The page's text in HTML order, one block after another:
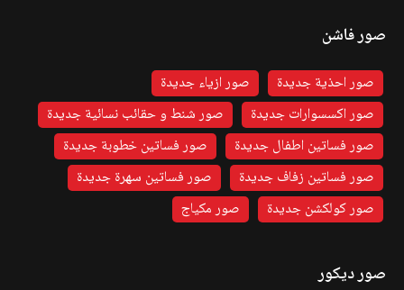
صور فاشن
صور احذية جديدة
صور ازياء جديدة
صور اكسسوارات جديدة
صور شنط و حقائب نسائية جديدة
صور فساتين اطفال جديدة
صور فساتين خطوبة جديدة
صور فساتين زفاف جديدة
صور فساتين سهرة جديدة
صور كولكشن جديدة
صور مكياج
صور ديكور